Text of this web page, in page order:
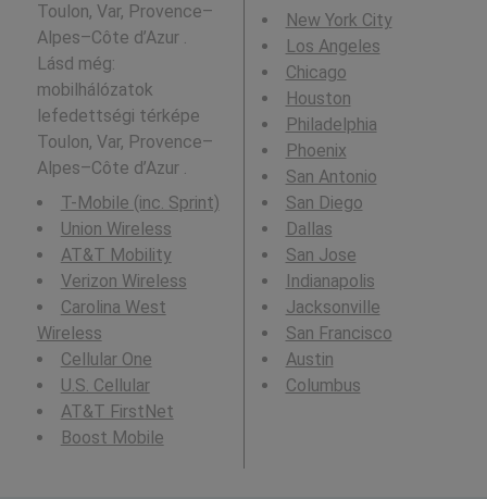
Toulon, Var, Provence–
Alpes–Côte d’Azur .
Lásd még:
mobilhálózatok
lefedettségi térképe
Toulon, Var, Provence–
Alpes–Côte d’Azur .
T-Mobile (inc. Sprint)
Union Wireless
AT&T Mobility
Verizon Wireless
Carolina West
Wireless
Cellular One
U.S. Cellular
AT&T FirstNet
Boost Mobile
New York City
Los Angeles
Chicago
Houston
Philadelphia
Phoenix
San Antonio
San Diego
Dallas
San Jose
Indianapolis
Jacksonville
San Francisco
Austin
Columbus